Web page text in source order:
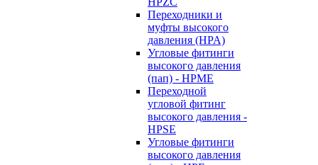
Переходники и
муфты высокого
давления (HPA)
Угловые фитинги
высокого давления
(пап) - HPME
Переходной
угловой фитинг
высокого давления -
HPSE
Угловые фитинги
высокого давления